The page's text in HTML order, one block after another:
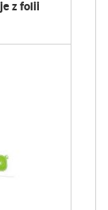
z folii